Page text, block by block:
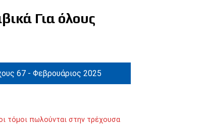
Για όλους
67 - Φεβρουάριος 2025
τόμοι πωλούνται στην τρέχουσα